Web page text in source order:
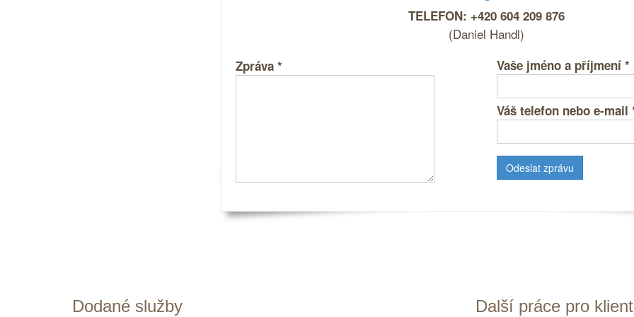
TELEFON: +420 604 209 876
(Daniel Handl)
Zpráva * Vaše jméno a příjmení *
Váš telefon nebo e-mail
Dodané služby Další práce pro